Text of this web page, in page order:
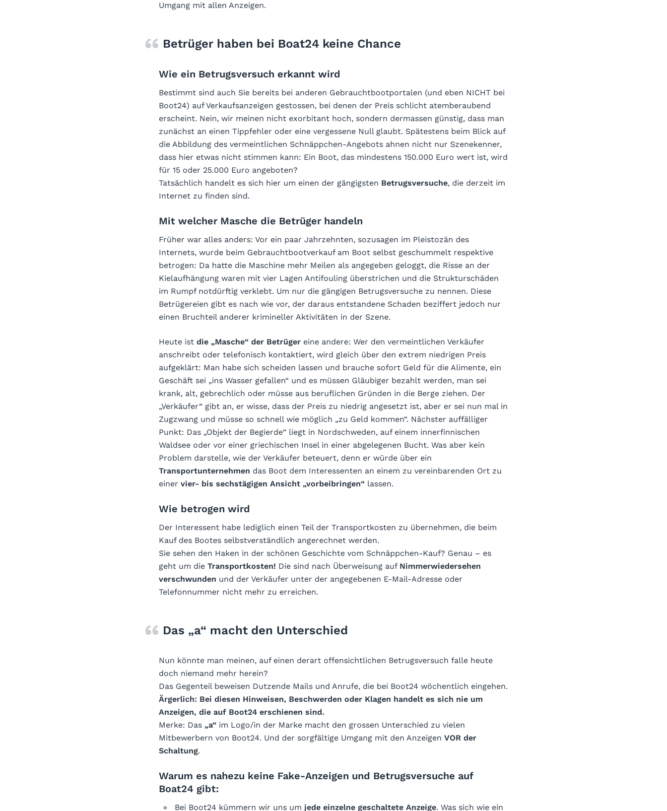
Umgang mit allen Anzeigen.
Betrüger haben bei Boat24 keine Chance
Wie ein Betrugsversuch erkannt wird
Bestimmt sind auch Sie bereits bei anderen Gebrauchtbootportalen (und eben NICHT bei
Boot24) auf Verkaufsanzeigen gestossen, bei denen der Preis schlicht atemberaubend
erscheint. Nein, wir meinen nicht exorbitant hoch, sondern dermassen günstig, dass man
zunächst an einen Tippfehler oder eine vergessene Null glaubt. Spätestens beim Blick auf
die Abbildung des vermeintlichen Schnäppchen-Angebots ahnen nicht nur Szenekenner,
dass hier etwas nicht stimmen kann: Ein Boot, das mindestens 150.000 Euro wert ist, wird
für 15 oder 25.000 Euro angeboten?
Tatsächlich handelt es sich hier um einen der gängigsten Betrugsversuche, die derzeit im
Internet zu finden sind.
Mit welcher Masche die Betrüger handeln
Früher war alles anders: Vor ein paar Jahrzehnten, sozusagen im Pleistozän des
Internets, wurde beim Gebrauchtbootverkauf am Boot selbst geschummelt respektive
betrogen: Da hatte die Maschine mehr Meilen als angegeben geloggt, die Risse an der
Kielaufhängung waren mit vier Lagen Antifouling überstrichen und die Strukturschäden
im Rumpf notdürftig verklebt. Um nur die gängigen Betrugsversuche zu nennen. Diese
Betrügereien gibt es nach wie vor, der daraus entstandene Schaden beziffert jedoch nur
einen Bruchteil anderer krimineller Aktivitäten in der Szene.
Heute ist die „Masche“ der Betrüger eine andere: Wer den vermeintlichen Verkäufer
anschreibt oder telefonisch kontaktiert, wird gleich über den extrem niedrigen Preis
aufgeklärt: Man habe sich scheiden lassen und brauche sofort Geld für die Alimente, ein
Geschäft sei „ins Wasser gefallen“ und es müssen Gläubiger bezahlt werden, man sei
krank, alt, gebrechlich oder müsse aus beruflichen Gründen in die Berge ziehen. Der
„Verkäufer“ gibt an, er wisse, dass der Preis zu niedrig angesetzt ist, aber er sei nun mal in
Zugzwang und müsse so schnell wie möglich „zu Geld kommen“. Nächster auffälliger
Punkt: Das „Objekt der Begierde“ liegt in Nordschweden, auf einem innerfinnischen
Waldsee oder vor einer griechischen Insel in einer abgelegenen Bucht. Was aber kein
Problem darstelle, wie der Verkäufer beteuert, denn er würde über ein
Transportunternehmen das Boot dem Interessenten an einem zu vereinbarenden Ort zu
einer vier- bis sechstägigen Ansicht „vorbeibringen“ lassen.
Wie betrogen wird
Der Interessent habe lediglich einen Teil der Transportkosten zu übernehmen, die beim
Kauf des Bootes selbstverständlich angerechnet werden.
Sie sehen den Haken in der schönen Geschichte vom Schnäppchen-Kauf? Genau – es
geht um die Transportkosten! Die sind nach Überweisung auf Nimmerwiedersehen
verschwunden und der Verkäufer unter der angegebenen E-Mail-Adresse oder
Telefonnummer nicht mehr zu erreichen.
Das „a“ macht den Unterschied
Nun könnte man meinen, auf einen derart offensichtlichen Betrugsversuch falle heute
doch niemand mehr herein?
Das Gegenteil beweisen Dutzende Mails und Anrufe, die bei Boot24 wöchentlich eingehen.
Ärgerlich: Bei diesen Hinweisen, Beschwerden oder Klagen handelt es sich nie um
Anzeigen, die auf Boot24 erschienen sind.
Merke: Das „a“ im Logo/in der Marke macht den grossen Unterschied zu vielen
Mitbewerbern von Boot24. Und der sorgfältige Umgang mit den Anzeigen VOR der
Schaltung.
Warum es nahezu keine Fake-Anzeigen und Betrugsversuche auf
Boat24 gibt:
Bei Boot24 kümmern wir uns um jede einzelne geschaltete Anzeige. Was sich wie ein